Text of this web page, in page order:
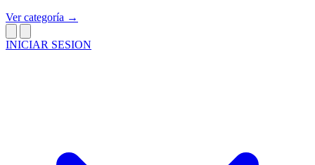
Ver categoría →
INICIAR SESION